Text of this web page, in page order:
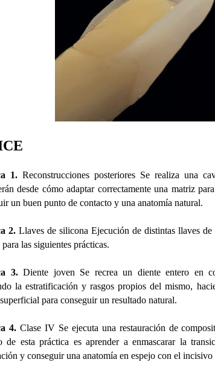
1. Reconstrucciones posteriores Se realiza una
desde cómo adaptar correctamente una matriz
un buen punto de contacto y una anatomía natural.
2. Llaves de silicona Ejecución de distintas llaves
para las siguientes prácticas.
3.Diente joven Se recrea un diente entero en
la estratificación y rasgos propios del mismo,
para conseguir un resultado natural.
4.Clase IV Se ejecuta una restauración de
de esta práctica es aprender a enmascarar la
y conseguir una anatomía en espejo con el incisivo